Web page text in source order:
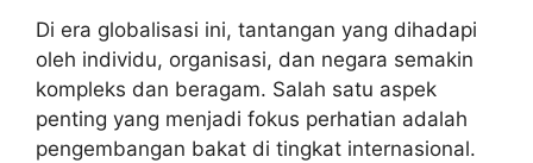
Di era globalisasi ini, tantangan yang dihadapi
oleh individu, organisasi, dan negara semakin
kompleks dan beragam. Salah satu aspek
penting yang menjadi fokus perhatian adalah
pengembangan bakat di tingkat internasional.